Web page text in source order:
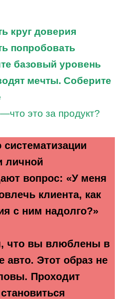
круг доверия
попробовать
базовый уровень
мечты. Соберите
это за продукт?
систематизации
личной
вопрос: «У меня
клиента, как
с ним надолго?»
что вы влюблены в
авто. Этот образ не
Проходит